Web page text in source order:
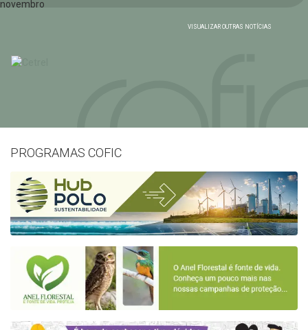
VISUALIZAR OUTRAS NOTÍCIAS
PROGRAMAS COFIC